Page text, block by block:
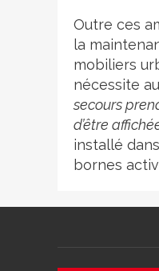
Outre ces
la
mobiliers
nécessite
secours
d’être
installé
bornes